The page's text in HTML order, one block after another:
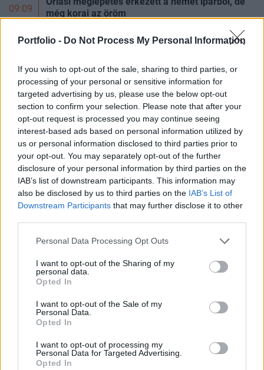
Portfolio - Do Not Process My Personal Information
If you wish to opt-out of the sale, sharing to third parties, or
processing of your personal or sensitive information for
targeted advertising by us, please use the below opt-out
section to confirm your selection. Please note that after your
opt-out request is processed you may continue seeing
interest-based ads based on personal information utilized by
us or personal information disclosed to third parties prior to
your opt-out. You may separately opt-out of the further
disclosure of your personal information by third parties on the
IAB’s list of downstream participants. This information may
also be disclosed by us to third parties on the IAB’s List of
Downstream Participants that may further disclose it to other
Personal Data Processing Opt Outs
I want to opt-out of the Sharing of my
personal data.
Opted In
I want to opt-out of the Sale of my
Personal Data.
Opted In
I want to opt-out of processing my
Personal Data for Targeted Advertising.
Opted In
09:09
még korai az öröm
Amerika hatalmas bajban: egyszerűen kifogytak
következményei lehetnek
09:07
A jövő hadseregét építi az Egyesült Államok a
sivatagban - De becsúszott pár váratlan hiba
Összes friss hír
PORTFOLIO BLOGGER
HOLDBLOG
Feltöri a kriptót az AI?
biztonsági szakemberei előtt. A kriptovilágban ennek
különösen nagy...
BANKMONITOR
Ezek a legolcsóbb lakáshitelek augusztusban
lakáshitelpiac 70%-a Otthon Start. Éppen ezért a
lakásvásárlók többségének az a relevánsabb, hogy melyik
Öröklés a családi cégben - Mitől marad
működőképes a vállalkozás?